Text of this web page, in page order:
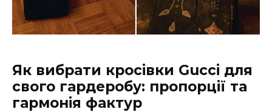
Як вибрати кросівки Gucci для
свого гардеробу: пропорції та
гармонія фактур